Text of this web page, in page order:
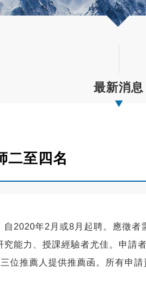
最新消息
二至四名
自2020年2月或8月起聘。應徵者
能力、授課經驗者尤佳。 申請
位推薦人提供推薦函。 所有申請